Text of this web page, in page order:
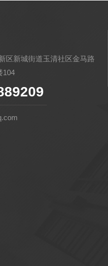
区新城街道玉清社区金马路
104